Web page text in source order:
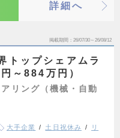
詳細へ
掲載期間 26/07/30～26/08/12
トップシェアムラ
～884万円）
リング（機械・自動
大手企業 土日祝休み
リ